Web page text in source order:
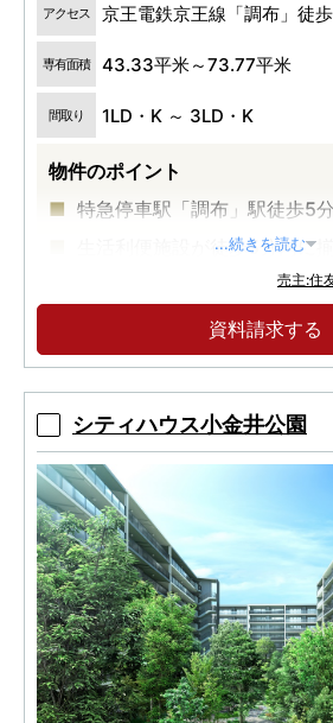
アクセス 京王電鉄京王線「調布」徒
専有面積 43.33平米～73.77平米
間取り 1LD・K ～ 3LD・K
物件のポイント
特急停車駅「調布」駅徒歩5分
生活利便施設が徒歩5分内に
内廊下設計・各階ごみ置場等
設備仕様。
...続きを読む
売主:住
資料請求する
シティハウス小金井公園